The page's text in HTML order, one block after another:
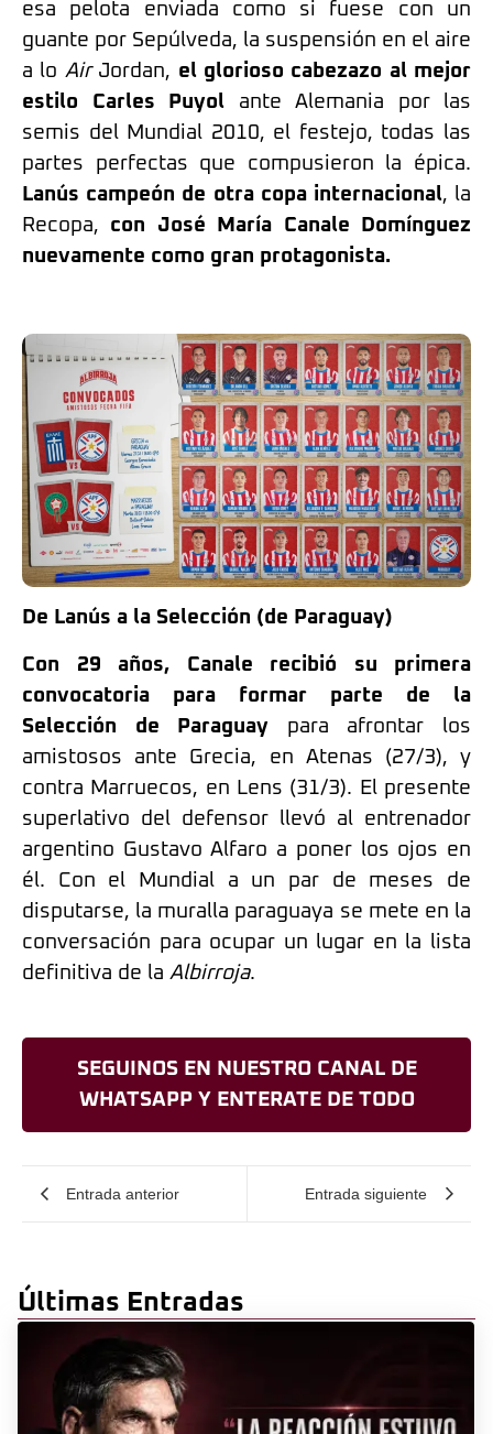
esa pelota enviada como si fuese con un
guante por Sepúlveda, la suspensión en el aire
a lo AirJordan, el glorioso cabezazo al mejor
estilo Carles Puyol ante Alemania por las
semis del Mundial 2010, el festejo, todas las
partes perfectas que compusieron la épica.
Lanús campeón de otra copa internacional, la
Recopa, con José María Canale Domínguez
nuevamente como gran protagonista.
De Lanús a la Selección (de Paraguay)
Con 29 años, Canale recibió su primera
convocatoria para formar parte de la
Selección de Paraguay para afrontar los
amistosos ante Grecia, en Atenas (27/3), y
contra Marruecos, en Lens (31/3). El presente
superlativo del defensor llevó al entrenador
argentino Gustavo Alfaro a poner los ojos en
él. Con el Mundial a un par de meses de
disputarse, la muralla paraguaya se mete en la
conversación para ocupar un lugar en la lista
definitiva de la Albirroja.
SEGUINOS EN NUESTRO CANAL DE
WHATSAPP Y ENTERATE DE TODO
Entrada anterior Entrada siguiente
Últimas Entradas